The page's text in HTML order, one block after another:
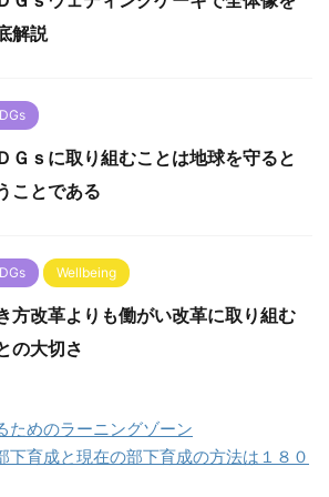
解説
Ｇｓに取り組むことは地球を守ると
ことである
Wellbeing
方改革よりも働がい改革に取り組む
の大切さ
ためのラーニングゾーン
下育成と現在の部下育成の方法は１８０